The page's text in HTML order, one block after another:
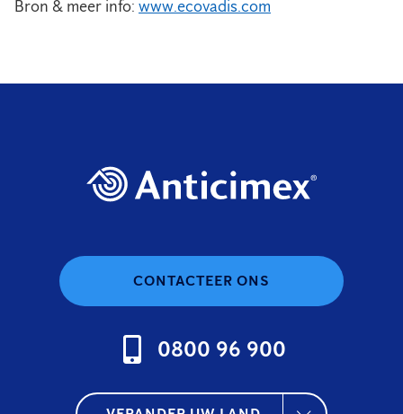
Bron & meer info: www.ecovadis.com
CONTACTEER ONS
0800 96 900